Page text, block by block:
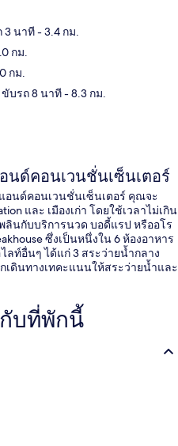
3 นาที- 3.4 กม.
กม.
กม.
บรถ 8 นาที- 8.3 กม.
นด์คอนเวนชั่นเซ็นเตอร์
อนด์คอนเวนชั่นเซ็นเตอร์ คุณจะ
และ เมืองเก่า โดยใช้เวลาไม่เกิน
ลินกับบริการนวด บอดี้แรป หรืออโร
ซึ่งเป็นหนึ่งใน 6 ห้องอาหาร
ลท์อื่นๆ ได้แก่ 3 สระว่ายน้ำกลาง
ดินทางเทคะแนนให้สระว่ายน้ำและ
บที่พักนี้